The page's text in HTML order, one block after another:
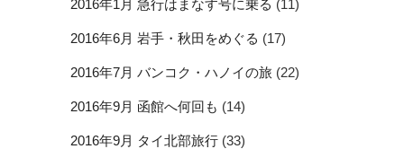
2016年1月 急行はまなす号に乗る (11)
2016年6月 岩手・秋田をめぐる (17)
2016年7月 バンコク・ハノイの旅 (22)
2016年9月 函館へ何回も (14)
2016年9月 タイ北部旅行 (33)